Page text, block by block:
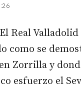
Real
como se
Zorrilla y
esfuerzo el